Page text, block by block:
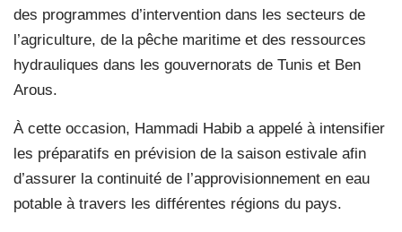
des programmes d’intervention dans les secteurs de
l’agriculture, de la pêche maritime et des ressources
hydrauliques dans les gouvernorats de Tunis et Ben
Arous.
À cette occasion, Hammadi Habib a appelé à intensifier
les préparatifs en prévision de la saison estivale afin
d’assurer la continuité de l’approvisionnement en eau
potable à travers les différentes régions du pays.